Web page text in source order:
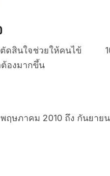
ดสินใจช่วยให้คนไข้
องมากขึ้น
ษภาคม 2010 ถึง กันยาย